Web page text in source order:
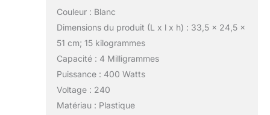
Couleur : Blanc
Dimensions du produit (L x l x h) : 33,5 x 24,5 x
51 cm; 15 kilogrammes
Capacité : 4 Milligrammes
Puissance : 400 Watts
Voltage : 240
Matériau : Plastique